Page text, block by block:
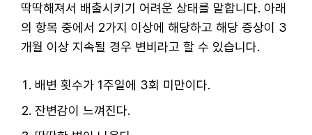
딱딱해져서 배출시키기 어려운 상태를 말합니다. 아래
의 항목 중에서 2가지 이상에 해당하고 해당 증상이 3
개월 이상 지속될 경우 변비라고 할 수 있습니다.
배변 횟수가 1주일에 3회 미만이다.
잔변감이 느껴진다.